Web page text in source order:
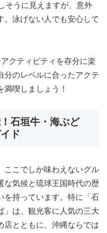
そうに見えますが、意外
。泳げない人でも安心して
クティビティを存分に楽
分のレベルに合ったアクテ
満喫しましょう！
石垣牛・海ぶど
ド
ここでしか味わえないグル
な気候と琉球王国時代の歴
を持っています。特に「石
」は、観光客に人気の三大
店とともに、沖縄ならでは